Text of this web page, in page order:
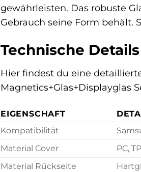
gewährleisten. Das robuste
Gebrauch seine Form behält.
Technische
Hier findest du eine
Magnetics+Glas+Displayglas
EIGENSCHAFT
Kompatibilität
Material Cover
PC,
Material Rückseite